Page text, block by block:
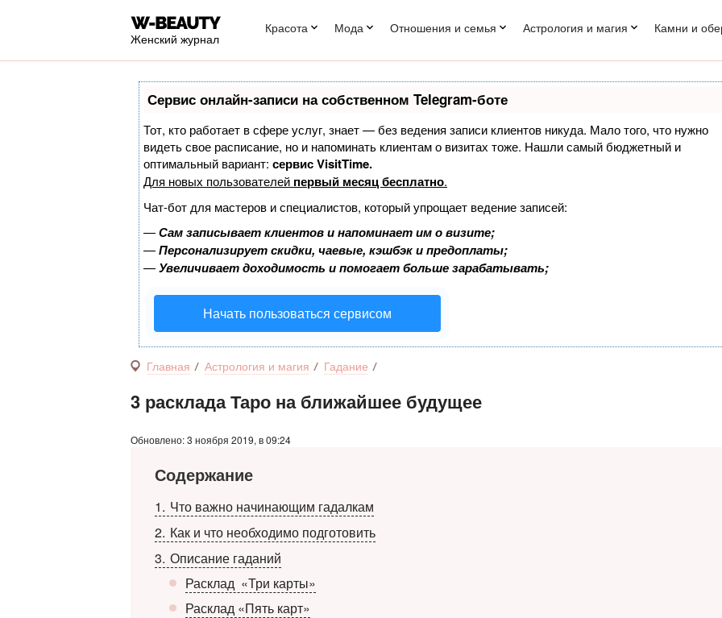
Женский журнал
Красота Мода Отношения и семья Астрология и магия Камни и
Сервис онлайн-записи на собственном Telegram-боте
Тот, кто работает в сфере услуг, знает — без ведения записи клиентов никуда. Мало того, что нужно
видеть свое расписание, но и напоминать клиентам о визитах тоже. Нашли самый бюджетный и
оптимальный вариант: сервис VisitTime.
Для новых пользователей первый месяц бесплатно.
Чат-бот для мастеров и специалистов, который упрощает ведение записей:
—Сам записывает клиентов и напоминает им о визите;
—Персонализирует скидки, чаевые, кэшбэк и предоплаты;
—Увеличивает доходимость и помогает больше зарабатывать;
Начать пользоваться сервисом
Главная Астрология и магия Гадание
3 расклада Таро на ближайшее будущее
Обновлено: 3 ноября 2019, в 09:24
Содержание
1
Что важно начинающим гадалкам
2 Как и что необходимо подготовить
3 Описание гаданий
Расклад «Три карты»
Расклад «Пять карт»